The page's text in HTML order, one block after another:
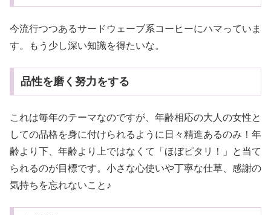
今流行つつあるサードウェーブ系コーヒーにハマっていま
す。もう少し深い知識を得たいな。
品性を磨く努力をする
これは毎年のテーマなのですが、年齢相応の大人の女性と
しての品格を身に付けられるように日々精進あるのみ！年
齢より下、年齢より上ではなくて「ほぼピタリ！」と当て
られるのが目標です。小さな心使いや丁寧な仕草、感謝の
気持ちを忘れないこと♪